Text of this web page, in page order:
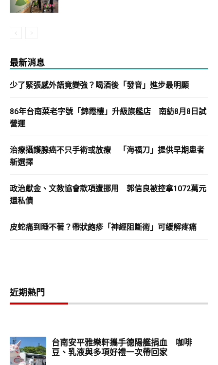
最新消息
少了緊張感外語竟變強？喝酒後「發音」進步最明顯
86年台南菜老字號「錦霞樓」升級旗艦店 南紡8月8日試
營運
治療攝護腺癌不只手術或放療 「海福刀」提供早期患者
新選擇
政治獻金、文教協會款項遭挪用 郭信良被控拿1072萬元
還私債
皮蛇痛到睡不著？帶狀皰疹「神經阻斷術」可緩解疼痛
近期熱門